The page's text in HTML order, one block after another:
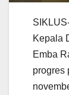
Kepala
Emba
progres